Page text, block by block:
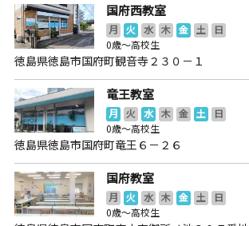
国府西教室
月 火 水 木 金 土
日
0歳～高校生
徳島県徳島市国府町観音寺２３０－１
竜王教室
月 火 水 木 金 土
日
0歳～高校生
徳島県徳島市国府町竜王６－２６
国府教室
月 火 水 木 金 土
日
0歳～高校生